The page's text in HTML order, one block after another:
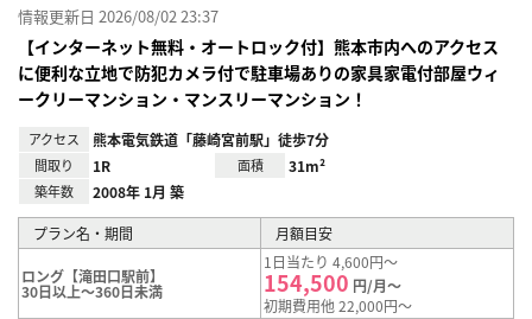
情報更新日 2026/08/02 23:37
【インターネット無料・オートロック付】熊本市内へのアクセス
に便利な立地で防犯カメラ付で駐車場ありの家具家電付部屋ウィ
ークリーマンション・マンスリーマンション！
アクセス 熊本電気鉄道「藤崎宮前駅」徒歩7分
間取り 1R 面積 31m²
築年数 2008年 1月 築
プラン名・期間 月額目安
ロング【滝田口駅前】
30日以上～360日未満
1日当たり 4,600円～
154,500 円/月～
初期費用他 22,000円～